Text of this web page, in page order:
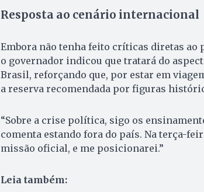
Resposta ao cenário internacional
Embora não tenha feito críticas diretas ao
o governador indicou que tratará do
Brasil, reforçando que, por estar em
a reserva recomendada por figuras
“Sobre a crise política, sigo os
comenta estando fora do país. Na terça-
missão oficial, e me posicionarei.”
Leia também: